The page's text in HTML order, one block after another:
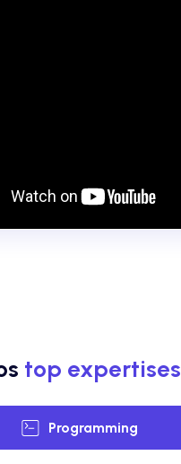
top expertises
Programming